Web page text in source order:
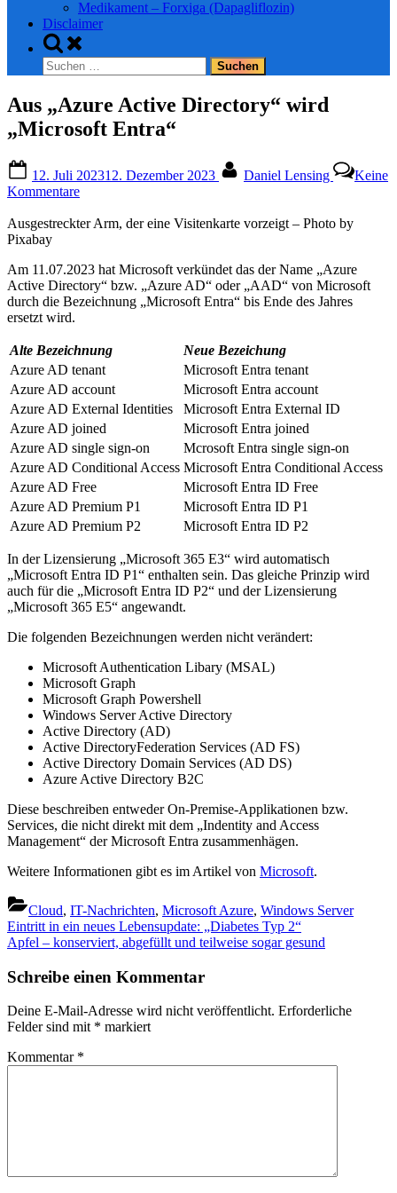
Medikament – Forxiga (Dapagliflozin)
Disclaimer
Toggle
search
form
Suchen
nach:
Aus „Azure Active Directory“ wird
„Microsoft Entra“
on
12. Juli 202312. Dezember 2023 Daniel Lensing
Keine
Kommentarezu
„Azure
wird
„Microsoft
Entra“
Ausgestreckter Arm, der eine Visitenkarte vorzeigt – Photo by
Pixabay
Am 11.07.2023 hat Microsoft verkündet das der Name „Azure
Active Directory“ bzw. „Azure AD“ oder „AAD“ von Microsoft
durch die Bezeichnung „Microsoft Entra“ bis Ende des Jahres
ersetzt wird.
Alte Bezeichnung
Neue Bezeichung
Azure AD tenant
Microsoft Entra tenant
Azure AD account
Microsoft Entra account
Azure AD External Identities
Microsoft Entra External ID
Azure AD joined
Microsoft Entra joined
Azure AD single sign-on
Mcrosoft Entra single sign-on
Azure AD Conditional Access Microsoft Entra Conditional Access
Azure AD Free
Microsoft Entra ID Free
Azure AD Premium P1
Microsoft Entra ID P1
Azure AD Premium P2
Microsoft Entra ID P2
In der Lizensierung „Microsoft 365 E3“ wird automatisch
„Microsoft Entra ID P1“ enthalten sein. Das gleiche Prinzip wird
auch für die „Microsoft Entra ID P2“ und der Lizensierung
„Microsoft 365 E5“ angewandt.
Die folgenden Bezeichnungen werden nicht verändert:
Microsoft Authentication Libary (MSAL)
Microsoft Graph
Microsoft Graph Powershell
Windows Server Active Directory
Active Directory (AD)
Active DirectoryFederation Services (AD FS)
Active Directory Domain Services (AD DS)
Azure Active Directory B2C
Diese beschreiben entweder On-Premise-Applikationen bzw.
Services, die nicht direkt mit dem „Indentity and Access
Management“ der Microsoft Entra zusammenhägen.
Weitere Informationen gibt es im Artikel von Microsoft.
Cloud, IT-Nachrichten, Microsoft Azure, Windows Server
Beitragsnavigation
Previous
Post:
Eintritt in ein neues Lebensupdate: „Diabetes Typ 2“
Next
Apfel – konserviert, abgefüllt und teilweise sogar gesund
Schreibe einen Kommentar
Deine E-Mail-Adresse wird nicht veröffentlicht. Erforderliche
Felder sind mit * markiert
Kommentar *